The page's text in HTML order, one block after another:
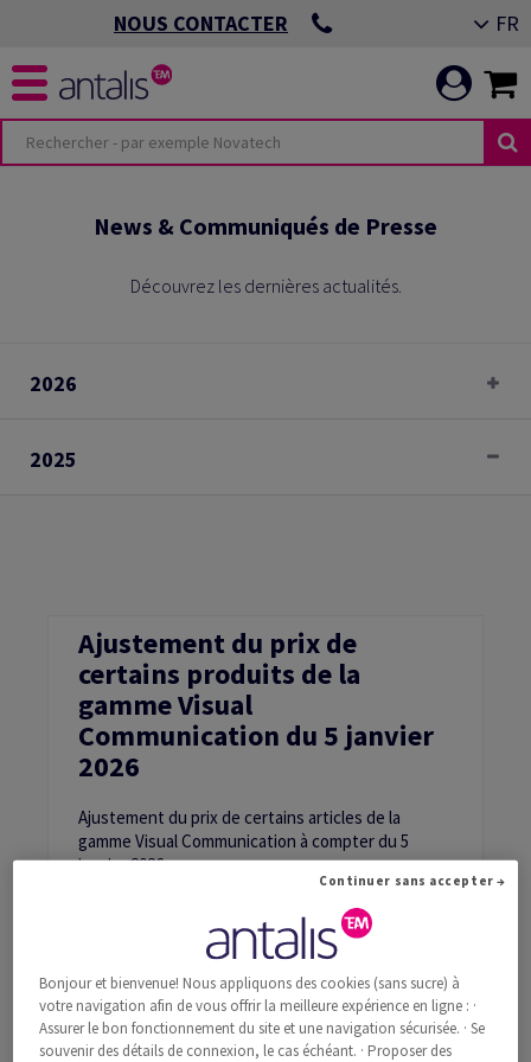
NOUS CONTACTER FR
News & Communiqués de Presse
Découvrez les dernières actualités.
2026
2025
Ajustement du prix de
certains produits de la
gamme Visual
Communication du 5 janvier
2026
Ajustement du prix de certains articles de la
gamme Visual Communication à compter du 5
janvier 2026
Bonjour et bienvenue! Nous appliquons des cookies (sans sucre) à
votre navigation afin de vous offrir la meilleure expérience en ligne : ·
Assurer le bon fonctionnement du site et une navigation sécurisée. · Se
souvenir des détails de connexion, le cas échéant. · Proposer des
Continuer sans accepter →